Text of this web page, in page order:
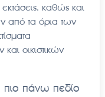
καθώς και
από τα όρια των
οικιστικών
πιο πάνω πεδίο